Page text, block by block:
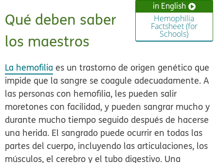
in English
Hemophilia
Factsheet (for
Schools)
Qué deben saber
los maestros
La hemofilia es un trastorno de origen genético que
impide que la sangre se coagule adecuadamente. A
las personas con hemofilia, les pueden salir
moretones con facilidad, y pueden sangrar mucho y
durante mucho tiempo seguido después de hacerse
una herida. El sangrado puede ocurrir en todas las
partes del cuerpo, incluyendo las articulaciones, los
músculos, el cerebro y el tubo digestivo. Una